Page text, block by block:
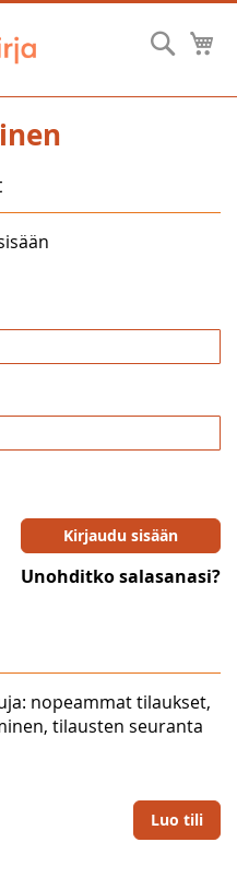
Hae
Kirjaudu sisään
Unohditko salasanasi?
nopeammat tilaukset,
tilausten seuranta
Luo tili